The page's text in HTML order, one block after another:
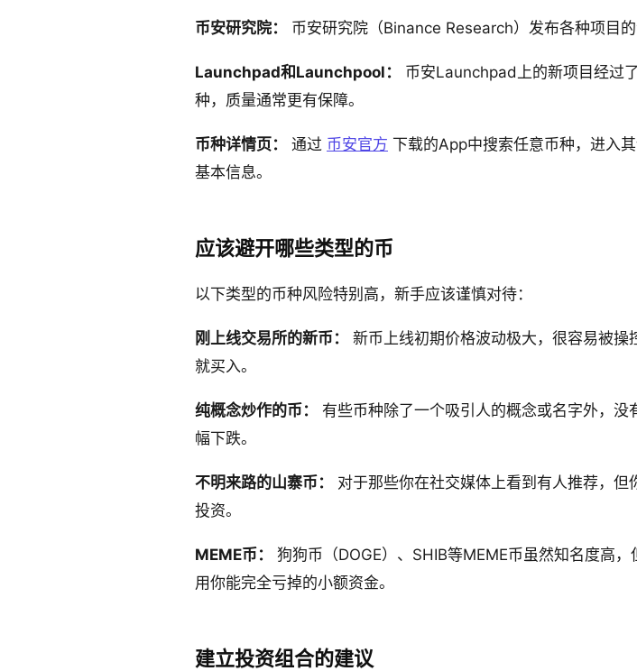
币安研究院： 币安研究院（Binance Research）发布各种项目
Launchpad和Launchpool：
币安Launchpad上的新项目经过
种，质量通常更有保障。
币种详情页： 通过 币安官方 下载的App中搜索任意币种，进入
基本信息。
应该避开哪些类型的币
以下类型的币种风险特别高，新手应该谨慎对待：
刚上线交易所的新币：
新币上线初期价格波动极大，很容易被
就买入。
纯概念炒作的币：
有些币种除了一个吸引人的概念或名字外，
幅下跌。
不明来路的山寨币：
对于那些你在社交媒体上看到有人推荐，
投资。
MEME币：
狗狗币（DOGE）、SHIB等MEME币虽然知名度高
用你能完全亏掉的小额资金。
建立投资组合的建议